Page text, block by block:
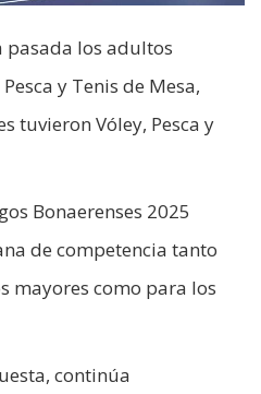
pasada los adultos
y Tenis de Mesa,
tuvieron Vóley, Pesca y
Bonaerenses 2025
de competencia tanto
mayores como para los
continúa